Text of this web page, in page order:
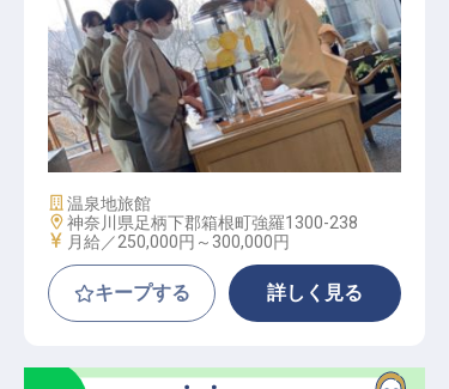
仲居│未経験歓迎！／温かな仲間が
支える箱根の高級宿／新築寮2万
施設業態
温泉地旅館
勤務地
神奈川県足柄下郡箱根町強羅1300-238
給与
月給／250,000円～ 300,000円
キープする 詳しく見る